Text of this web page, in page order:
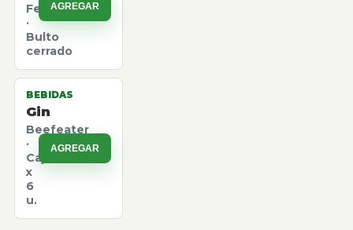
Felpita
·
Bulto
cerrado
AGREGAR
BEBIDAS
Gin
Beefeater
·
Caja
x
6
u.
AGREGAR